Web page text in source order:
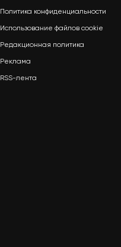
Политика конфиденциальности
Использование файлов cookie
Редакционная политика
Реклама
RSS-лента